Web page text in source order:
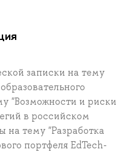
записки на тему
"Возможности и риски
в российском
на тему "Разработка
портфеля EdTech-